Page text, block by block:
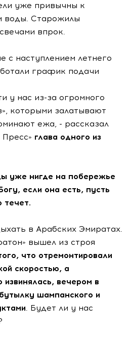
уже привычны к
воды. Старожилы
впрок.
с наступлением летнего
график подачи
у нас из-за огромного
которыми залатывают
ежа, - рассказал
глава одного из
уже нигде на побережье
если она есть, пусть
течет.
в Арабских Эмиратах.
вышел из строя
что отремонтировали
скоростью, а
извинялась, вечером в
шампанского и
. Будет ли у нас